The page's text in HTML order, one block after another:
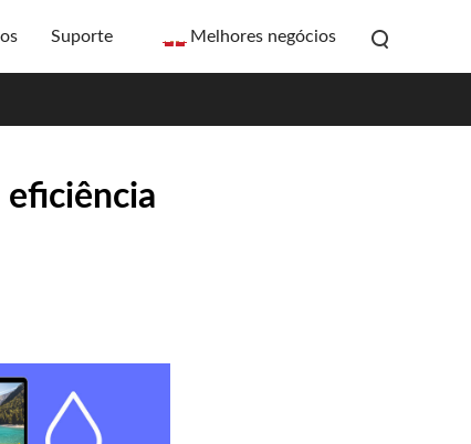
Suporte Melhores negócios
eficiência